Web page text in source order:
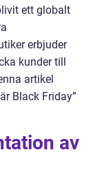
ett globalt
erbjuder
kunder till
artikel
Black Friday”
av